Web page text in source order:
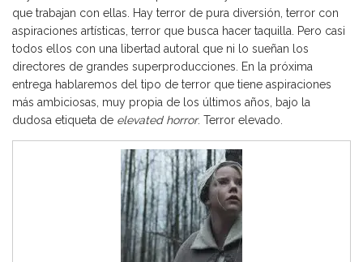
que trabajan con ellas. Hay terror de pura diversión, terror con
aspiraciones artísticas, terror que busca hacer taquilla. Pero casi
todos ellos con una libertad autoral que ni lo sueñan los
directores de grandes superproducciones. En la próxima
entrega hablaremos del tipo de terror que tiene aspiraciones
más ambiciosas, muy propia de los últimos años, bajo la
dudosa etiqueta de elevated horror. Terror elevado.